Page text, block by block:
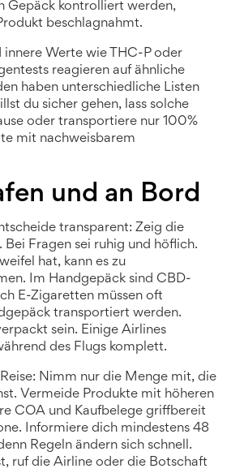
Gepäck kontrolliert werden,
beschlagnahmt.
innere Werte wie THC-P oder
reagieren auf ähnliche
haben unterschiedliche Listen
du sicher gehen, lass solche
oder transportiere nur 100%
mit nachweisbarem
und an Bord
transparent: Zeig die
Bei Fragen sei ruhig und höflich.
hat, kann es zu
Im Handgepäck sind CBD-
E-Zigaretten müssen oft
transportiert werden.
sein. Einige Airlines
des Flugs komplett.
Nimm nur die Menge mit, die
Vermeide Produkte mit höheren
COA und Kaufbelege griffbereit
Informiere dich mindestens 48
Regeln ändern sich schnell.
ruf die Airline oder die Botschaft